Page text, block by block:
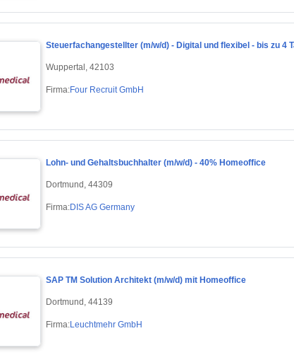
Steuerfachangestellter (m/w/d) - Digital und flexibel - bis zu 4
Wuppertal, 42103
Firma:Four Recruit GmbH
Lohn- und Gehaltsbuchhalter (m/w/d) - 40% Homeoffice
Dortmund, 44309
Firma:DIS AG Germany
SAP TM Solution Architekt (m/w/d) mit Homeoffice
Dortmund, 44139
Firma:Leuchtmehr GmbH